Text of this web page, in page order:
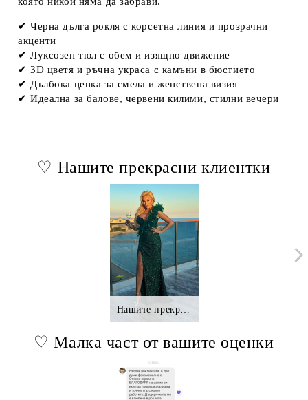
✔ Черна дълга рокля с корсетна линия и прозрачни
акценти
✔ Луксозен тюл с обем и изящно движение
✔ 3D цветя и ръчна украса с камъни в бюстието
✔ Дълбока цепка за смела и женствена визия
✔ Идеална за балове, червени килими, стилни вечери
♡ Нашите прекрасни клиентки
♡ Малка част от вашите оценки